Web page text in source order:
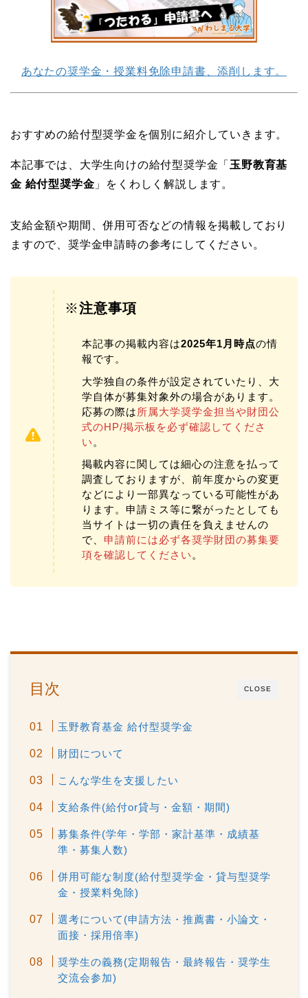
あなたの奨学金・授業料免除申請書、添削します。
おすすめの給付型奨学金を個別に紹介していきます。
本記事では、大学生向けの給付型奨学金「 玉野教育基
金 給付型奨学金 」をくわしく解説します。
支給金額や期間、併用可否などの情報を掲載しており
ますので、奨学金申請時の参考にしてください。
※注意事項
本記事の掲載内容は2025年1月時点の情
報です。
大学独自の条件が設定されていたり、大
学自体が募集対象外の場合があります。
応募の際は 所属大学奨学金担当や財団公
式のHP/掲示板を必ず確認してくださ
い 。
掲載内容に関しては細心の注意を払って
調査しておりますが、前年度からの変更
などにより一部異なっている可能性があ
ります。申請ミス等に繋がったとしても
当サイトは一切の責任を負えませんの
で、 申請前には必ず各奨学財団の募集要
項を確認してください 。
CLOSE
目次
玉野教育基金 給付型奨学金
財団について
こんな学生を支援したい
支給条件(給付or貸与・金額・期間)
募集条件(学年・学部・家計基準・成績基
準・募集人数)
併用可能な制度(給付型奨学金・貸与型奨学
金・授業料免除)
選考について(申請方法・推薦書・小論文・
面接・採用倍率)
奨学生の義務(定期報告・最終報告・奨学生
交流会参加)